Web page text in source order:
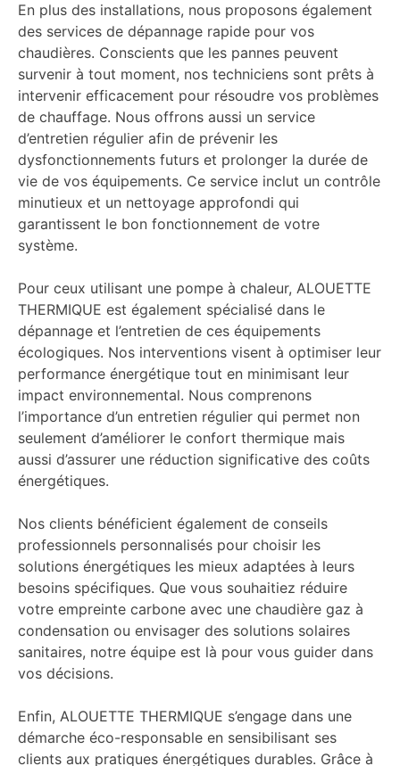
En plus des installations, nous proposons également
des services de dépannage rapide pour vos
chaudières. Conscients que les pannes peuvent
survenir à tout moment, nos techniciens sont prêts à
intervenir efficacement pour résoudre vos problèmes
de chauffage. Nous offrons aussi un service
d’entretien régulier afin de prévenir les
dysfonctionnements futurs et prolonger la durée de
vie de vos équipements. Ce service inclut un contrôle
minutieux et un nettoyage approfondi qui
garantissent le bon fonctionnement de votre
système.
Pour ceux utilisant une pompe à chaleur, ALOUETTE
THERMIQUE est également spécialisé dans le
dépannage et l’entretien de ces équipements
écologiques. Nos interventions visent à optimiser leur
performance énergétique tout en minimisant leur
impact environnemental. Nous comprenons
l’importance d’un entretien régulier qui permet non
seulement d’améliorer le confort thermique mais
aussi d’assurer une réduction significative des coûts
énergétiques.
Nos clients bénéficient également de conseils
professionnels personnalisés pour choisir les
solutions énergétiques les mieux adaptées à leurs
besoins spécifiques. Que vous souhaitiez réduire
votre empreinte carbone avec une chaudière gaz à
condensation ou envisager des solutions solaires
sanitaires, notre équipe est là pour vous guider dans
vos décisions.
Enfin, ALOUETTE THERMIQUE s’engage dans une
démarche éco-responsable en sensibilisant ses
clients aux pratiques énergétiques durables. Grâce à